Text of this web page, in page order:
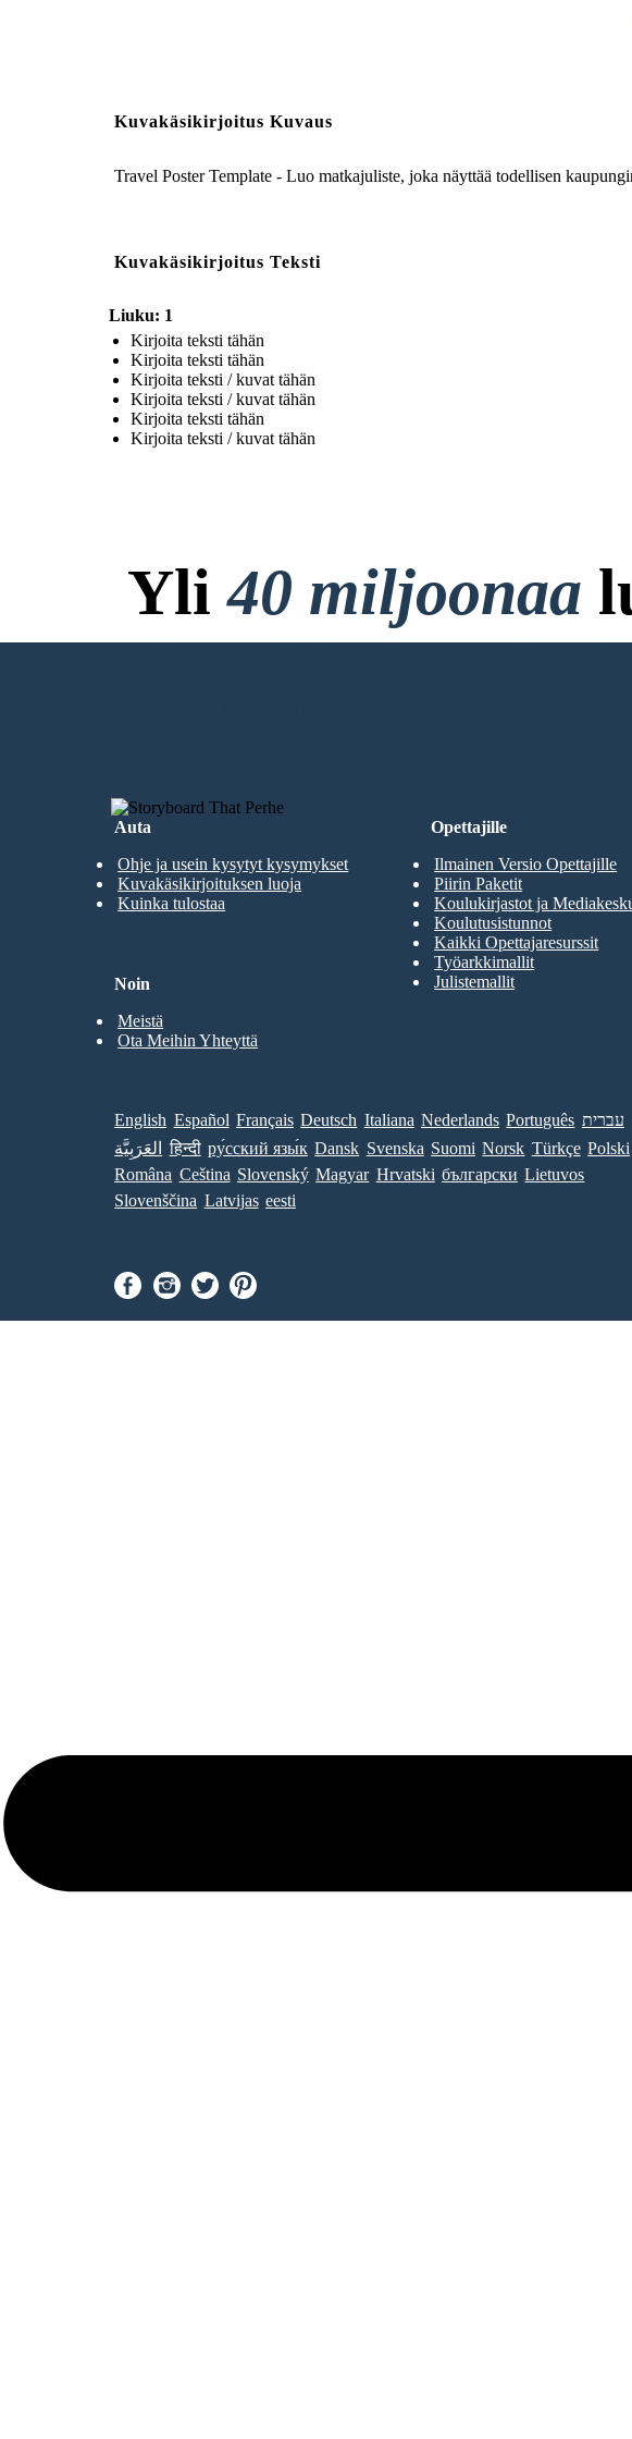
Kuvakäsikirjoitus Kuvaus
Travel Poster Template - Luo matkajuliste, joka näyttää todellisen
Kuvakäsikirjoitus Teksti
Liuku: 1
Kirjoita teksti tähän
Kirjoita teksti tähän
Kirjoita teksti / kuvat tähän
Kirjoita teksti / kuvat tähän
Kirjoita teksti tähän
Kirjoita teksti / kuvat tähän
Yli40 miljoonaa
Ei Latauksia, ei
Auta
Ohje ja usein kysytyt kysymykset
Kuvakäsikirjoituksen luoja
Kuinka tulostaa
Opettajille
Ilmainen Versio Opettajille
Piirin Paketit
Koulukirjastot ja
Koulutusistunnot
Kaikki Opettajaresurssit
Työarkkimallit
Julistemallit
Noin
Meistä
Ota Meihin Yhteyttä
English Español Français Deutsch Italiana Nederlands Português עברית
العَرَبِيَّة
हिन्दी ру́сский язы́к Dansk Svenska Suomi Norsk Türkçe Polski
Româna Ceština Slovenský Magyar Hrvatski български Lietuvos
Slovenščina Latvijas eesti